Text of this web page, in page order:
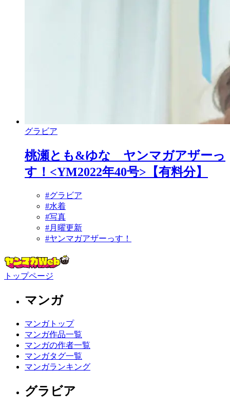
グラビア
桃瀬とも&ゆな ヤンマガアザーっ
す！<YM2022年40号>【有料分】
#グラビア
#水着
#写真
#月曜更新
#ヤンマガアザーっす！
トップページ
マンガ
マンガトップ
マンガ作品一覧
マンガの作者一覧
マンガタグ一覧
マンガランキング
グラビア